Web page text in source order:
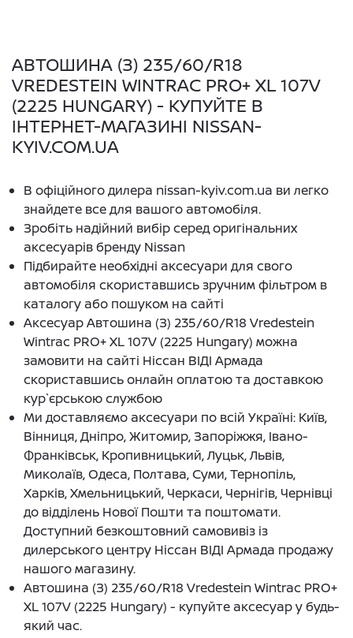
АВТОШИНА (З) 235/60/R18
VREDESTEIN WINTRAC PRO+ XL 107V
(2225 HUNGARY) - КУПУЙТЕ В
ІНТЕРНЕТ-МАГАЗИНІ NISSAN-
KYIV.COM.UA
В офіційного дилера nissan-kyiv.com.ua ви легко
знайдете все для вашого автомобіля.
Зробіть надійний вибір серед оригінальних
аксесуарів бренду Nissan
Підбирайте необхідні аксесуари для свого
автомобіля скориставшись зручним фільтром в
каталогу або пошуком на сайті
Аксесуар Автошина (З) 235/60/R18 Vredestein
Wintrac PRO+ XL 107V (2225 Hungary) можна
замовити на сайті Ніссан ВІДІ Армада
скориставшись онлайн оплатою та доставкою
кур`єрською службою
Ми доставляємо аксесуари по всій Україні: Київ,
Вінниця, Дніпро, Житомир, Запоріжжя, Івано-
Франківськ, Кропивницький, Луцьк, Львів,
Миколаїв, Одеса, Полтава, Суми, Тернопіль,
Харків, Хмельницький, Черкаси, Чернігів, Чернівці
до відділень Нової Пошти та поштомати.
Доступний безкоштовний самовивіз із
дилерського центру Ніссан ВІДІ Армада продажу
нашого магазину.
Автошина (З) 235/60/R18 Vredestein Wintrac PRO+
XL 107V (2225 Hungary) - купуйте аксесуар у будь-
який час.